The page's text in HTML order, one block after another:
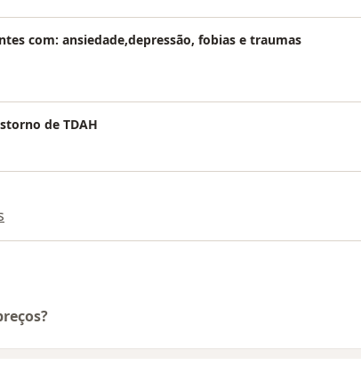
com: ansiedade,depressão, fobias e traumas
de TDAH